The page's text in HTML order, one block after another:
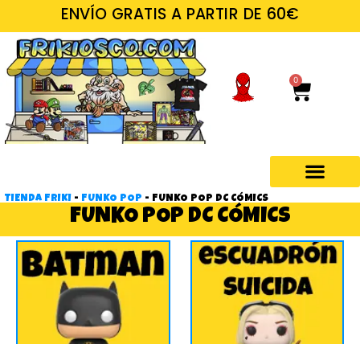
ENVÍO GRATIS A PARTIR DE 60€
0
TIENDA FRIKI - FUNKO POP - FUNKO POP DC CÓMICS
FUNKO POP DC CÓMICS